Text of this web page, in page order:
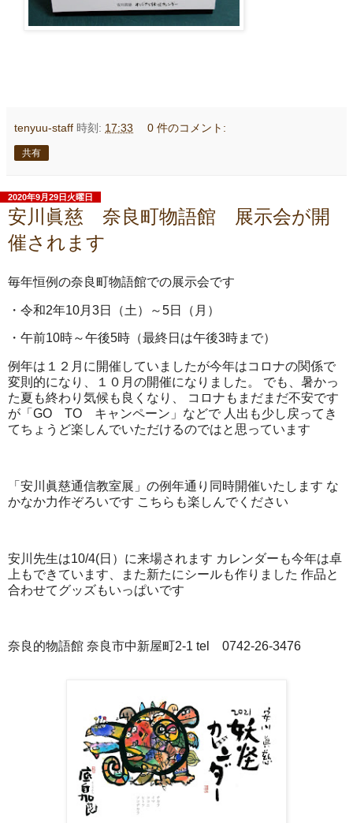
tenyuu-staff 時刻: 17:33 0 件のコメント:
共有
2020年9月29日火曜日
安川眞慈 奈良町物語館 展示会が開
催されます
毎年恒例の奈良町物語館での展示会です
・令和2年10月3日（土）～5日（月）
・午前10時～午後5時（最終日は午後3時まで）
例年は１２月に開催していましたが今年はコロナの関係で
変則的になり、１０月の開催になりました。 でも、暑かっ
た夏も終わり気候も良くなり、 コロナもまだまだ不安です
が「GO TO キャンペーン」などで 人出も少し戻ってき
てちょうど楽しんでいただけるのではと思っています
「安川眞慈通信教室展」の例年通り同時開催いたします な
かなか力作ぞろいです こちらも楽しんでください
安川先生は10/4(日）に来場されます カレンダーも今年は卓
上もできています、また新たにシールも作りました 作品と
合わせてグッズもいっぱいです
奈良的物語館 奈良市中新屋町2-1 tel 0742-26-3476